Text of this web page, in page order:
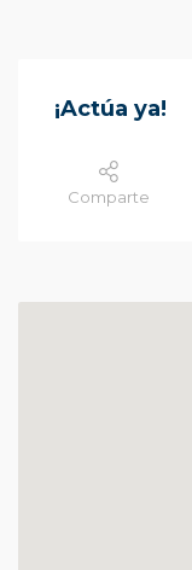
¡Actúa ya!
Comparte